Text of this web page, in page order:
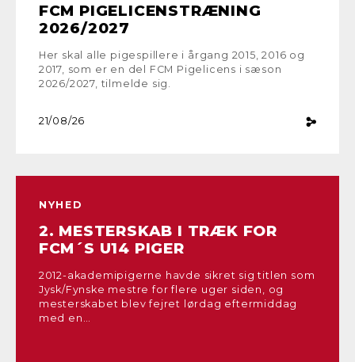
FCM PIGELICENSTRÆNING
2026/2027
Her skal alle pigespillere i årgang 2015, 2016 og
2017, som er en del FCM Pigelicens i sæson
2026/2027, tilmelde sig.
21/08/26
NYHED
2. MESTERSKAB I TRÆK FOR
FCM´S U14 PIGER
2012-akademipigerne havde sikret sig titlen som
Jysk/Fynske mestre for flere uger siden, og
mesterskabet blev fejret lørdag eftermiddag
med en…